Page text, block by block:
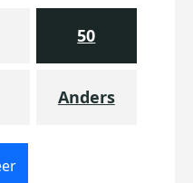
50
Anders